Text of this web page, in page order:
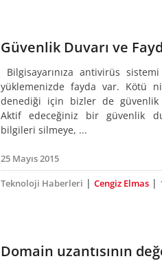
Güvenlik Duvarı ve
Bilgisayarınıza antivirüs
yüklemenizde fayda var. Kötü
denediği için bizler de güvenlik
Aktif edeceğiniz bir güvenlik
bilgileri silmeye, ...
25 Mayıs 2015
Teknoloji Haberleri | Cengiz Elmas|
Domain uzantısının